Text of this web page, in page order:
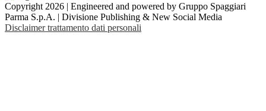
Copyright 2026 | Engineered and powered by Gruppo Spaggiari
Parma S.p.A. | Divisione Publishing & New Social Media
Disclaimer trattamento dati personali